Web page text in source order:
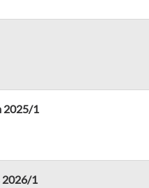
2025/1
2026/1